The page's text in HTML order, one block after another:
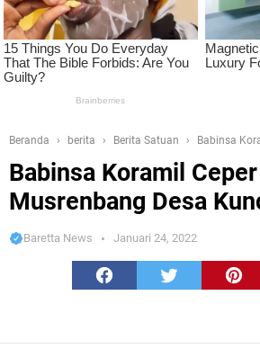
Beranda berita Berita Satuan
Babinsa
Babinsa Koramil
Musrenbang Desa
Baretta News Januari 24, 2022